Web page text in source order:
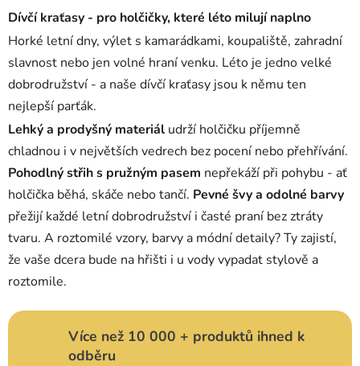
l
á
d
a
c
p
r
v
k
y
v
ý
p
i
Dívčí kraťasy - pro holčičky, které léto milují naplno
Horké letní dny, výlet s kamarádkami, koupaliště, zahradní
slavnost nebo jen volné hraní venku. Léto je jedno velké
dobrodružství - a naše dívčí kraťasy jsou k němu ten
nejlepší parťák.
Lehký a prodyšný materiál udrží holčičku příjemně
chladnou i v největších vedrech bez pocení nebo přehřívání.
Pohodlný střih s pružným pasem nepřekáží při pohybu - ať
holčička běhá, skáče nebo tančí. Pevné švy a odolné barvy
přežijí každé letní dobrodružství i časté praní bez ztráty
tvaru. A roztomilé vzory, barvy a módní detaily? Ty zajistí,
že vaše dcera bude na hřišti i u vody vypadat stylově a
roztomile.
Více než 10 000 + produktů ihned k
odběru